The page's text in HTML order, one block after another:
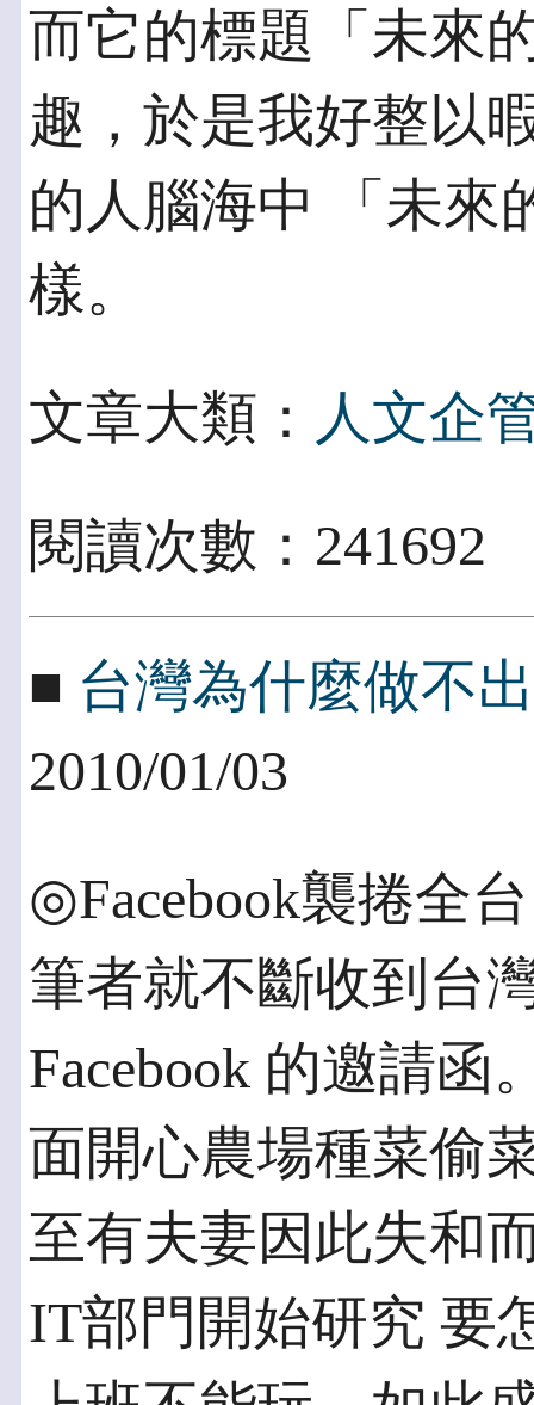
而它的標題「未來
趣，於是我好整以
的人腦海中 「未來
樣。
文章大類： 人文企
閱讀次數：
■ 台灣為什麼做不
2010/01/03
◎Facebook襲捲全
筆者就不斷收到台
Facebook 的邀請函
面開心農場種菜偷
至有夫妻因此失和
IT部門開始研究 要